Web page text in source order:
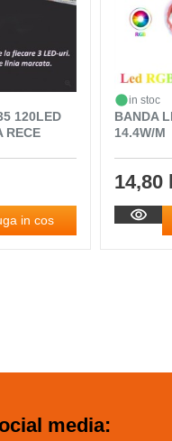
120LED
RECE
in cos
in stoc
BANDA
14.4W/M
14,80
media: